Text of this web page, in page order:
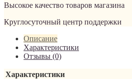
Высокое качество товаров магазина
Круглосуточный центр поддержки
Описание
Характеристики
Отзывы (0)
Характеристики